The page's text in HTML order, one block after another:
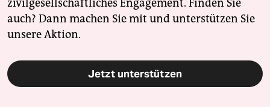
zivilgesellschaftliches Engagement. Finden Sie
auch? Dann machen Sie mit und unterstützen Sie
unsere Aktion.
Jetzt unterstützen